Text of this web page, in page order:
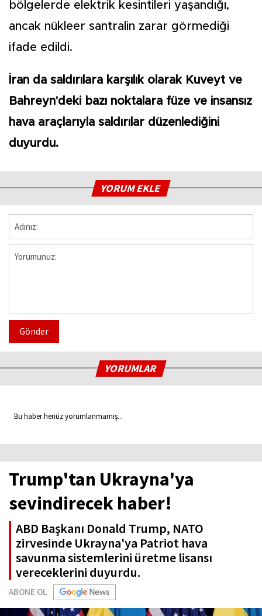
bölgelerde elektrik kesintileri yaşandığı,
ancak nükleer santralin zarar görmediği
ifade edildi.
İran da saldırılara karşılık olarak Kuveyt ve
Bahreyn'deki bazı noktalara füze ve insansız
hava araçlarıyla saldırılar düzenlediğini
duyurdu.
YORUM EKLE
Gönder
YORUMLAR
Bu haber henüz yorumlanmamış...
Trump'tan Ukrayna'ya
sevindirecek haber!
ABD Başkanı Donald Trump, NATO
zirvesinde Ukrayna'ya Patriot hava
savunma sistemlerini üretme lisansı
vereceklerini duyurdu.
ABONE OL